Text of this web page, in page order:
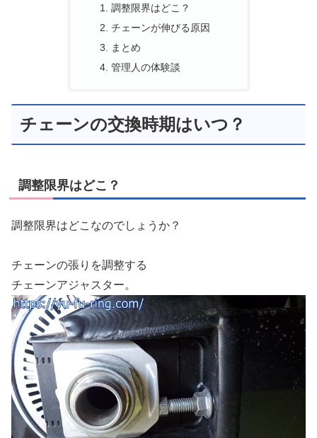
調整限界はどこ？
チェーンが伸びる原因
まとめ
管理人の体験談
チェーンの交換時期はいつ？
調整限界はどこ？
調整限界はどこなのでしょうか？
チェーンの張りを調整する
チェーンアジャスター。